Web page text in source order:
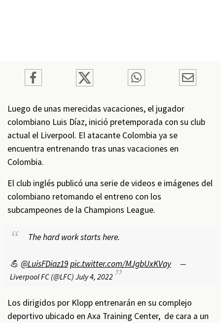
Luego de unas merecidas vacaciones, el jugador
colombiano Luis Díaz, inició pretemporada con su club
actual el Liverpool. El atacante Colombia ya se
encuentra entrenando tras unas vacaciones en
Colombia.
El club inglés publicó una serie de videos e imágenes del
colombiano retomando el entreno con los
subcampeones de la Champions League.
The hard work starts here.
💪 @LuisFDiaz19pic.twitter.com/MJgbUxKVay
—
Liverpool FC (@LFC) July 4, 2022
Los dirigidos por Klopp entrenarán en su complejo
deportivo ubicado en Axa Training Center, de cara a un